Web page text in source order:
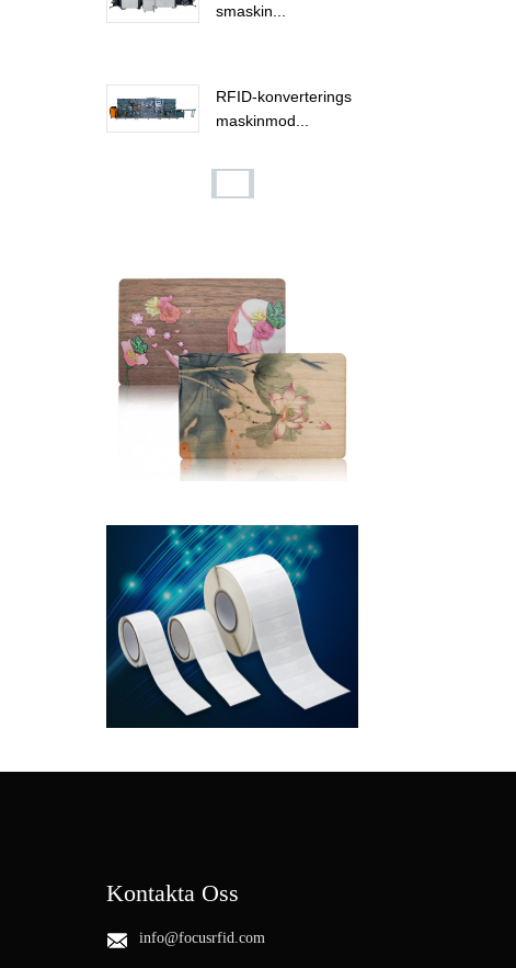
smaskin...
RFID-konverterings
maskinmod...
Kontakta Oss
info@focusrfid.com